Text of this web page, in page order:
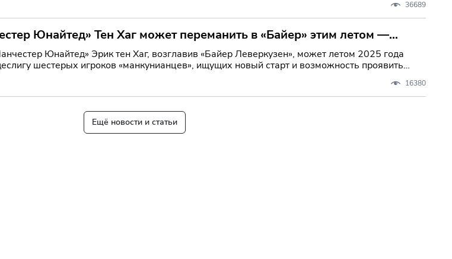
36689
Юнайтед» Тен Хаг может переманить в «Байер» этим летом —
игроковЮнайтед» Эрик тен Хаг, возглавив «Байер Леверкузен», может летом 2025 года
шестерых игроков «манкунианцев», ищущих новый старт и возможность проявить
16380
Ещё новости и статьи